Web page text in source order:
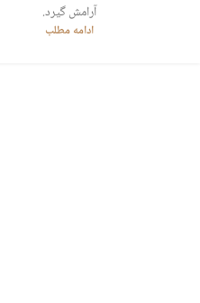
آرامش گیرد.
ادامه مطلب